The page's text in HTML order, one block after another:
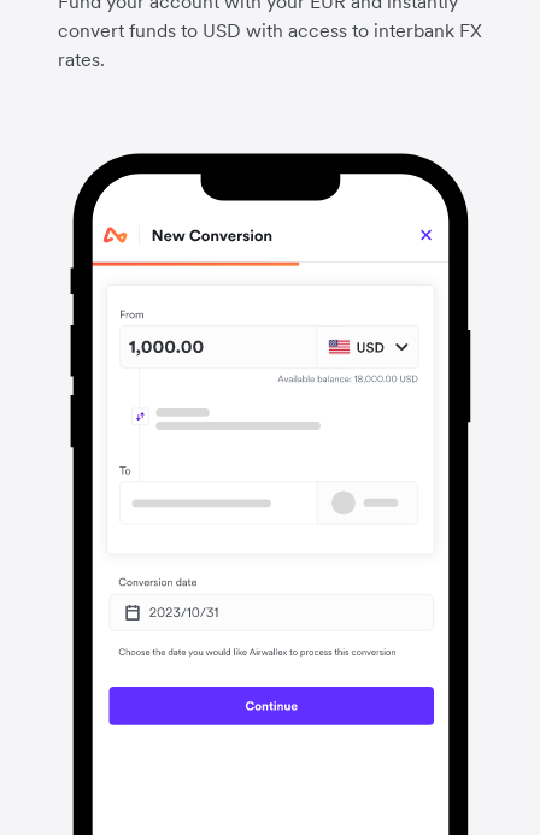
convert funds to USD with access to interbank FX
rates.